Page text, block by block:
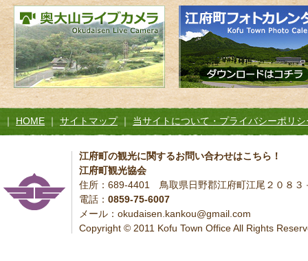
｜ HOME ｜サイトマップ｜ 当サイトについて・プライバシーポリシ
江府町の観光に関するお問い合わせはこちら！
江府町観光協会
住所：689-4401 鳥取県日野郡江府町江尾２０８３
電話： 0859-75-6007
メール：okudaisen.kankou@gmail.com
Copyright © 2011 Kofu Town Office All Rights